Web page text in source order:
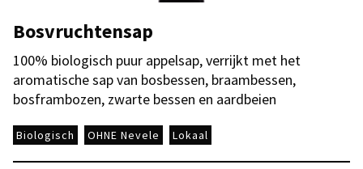
Bosvruchtensap
100% biologisch puur appelsap, verrijkt met het
aromatische sap van bosbessen, braambessen,
bosframbozen, zwarte bessen en aardbeien
Biologisch OHNE Nevele Lokaal